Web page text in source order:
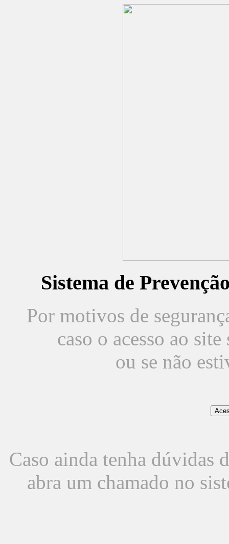
Sistema de
Por motivos de
caso o acesso ao
ou se não
Caso ainda tenha dúvidas
abra um chamado no